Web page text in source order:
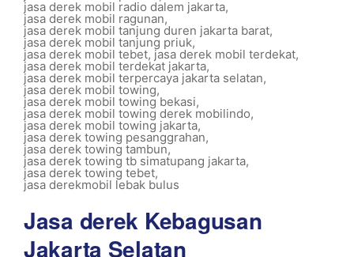
jasa derek mobil radio dalem jakarta,
jasa derek mobil ragunan,
jasa derek mobil tanjung duren jakarta barat,
jasa derek mobil tanjung priuk,
jasa derek mobil tebet, jasa derek mobil terdekat,
jasa derek mobil terdekat jakarta,
jasa derek mobil terpercaya jakarta selatan,
jasa derek mobil towing,
jasa derek mobil towing bekasi,
jasa derek mobil towing derek mobilindo,
jasa derek mobil towing jakarta,
jasa derek towing pesanggrahan,
jasa derek towing tambun,
jasa derek towing tb simatupang jakarta,
jasa derek towing tebet,
jasa derekmobil lebak bulus
Jasa derek Kebagusan
Jakarta Selatan